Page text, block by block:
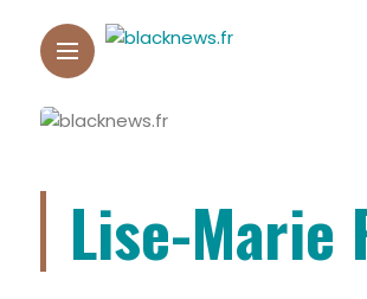
Lise-Marie